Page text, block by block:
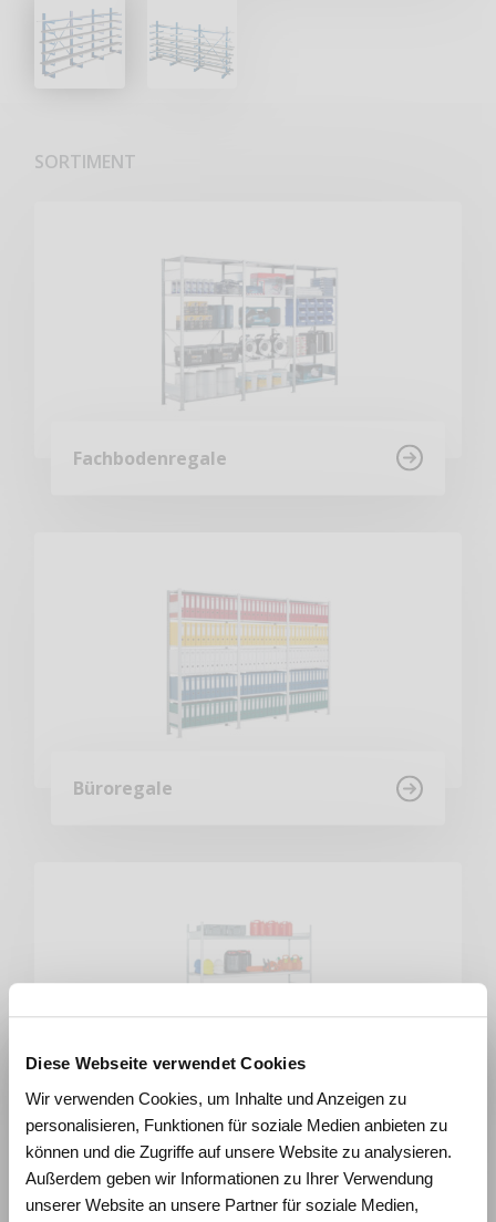
Diese Webseite verwendet Cookies
Wir verwenden Cookies, um Inhalte und Anzeigen zu
personalisieren, Funktionen für soziale Medien anbieten zu
können und die Zugriffe auf unsere Website zu analysieren.
Außerdem geben wir Informationen zu Ihrer Verwendung
unserer Website an unsere Partner für soziale Medien,
SORTIMENT
Fachbodenregale
Büroregale
Weitspannregale
Wie beeinflussen Räume
Lernen und Wohlbefinden?
Erleben Sie die Wirkung von
Raumgestaltung anhand realistischer
Simulationen und gewinnen Sie konkrete